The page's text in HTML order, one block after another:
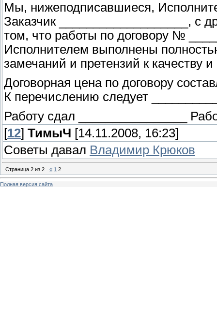
Мы, нижеподписавшиеся,
Заказчик ___________________, с
том, что работы по договору №
Исполнителем выполнены
замечаний и претензий к качеству
Договорная цена по договору
К перечислению следует
Работу сдал ________________
[12] ТимыЧ [14.11.2008, 16:23]
Советы давал Владимир Крюков
Страница 2 из 2 « 1 2
Полная версия сайта